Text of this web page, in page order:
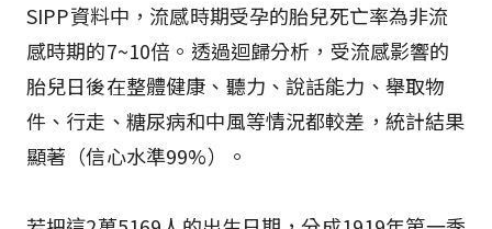
SIPP資料中，流感時期受孕的胎兒死亡率為非流
感時期的7~10倍。透過迴歸分析，受流感影響的
胎兒日後在整體健康、聽力、說話能力、舉取物
件、行走、糖尿病和中風等情況都較差，統計結果
顯著（信心水準99%）。